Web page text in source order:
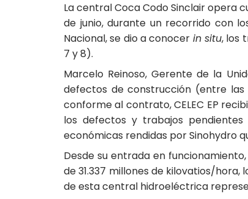
La central Coca Codo Sinclair opera
de junio, durante un recorrido con
Nacional, se dio a conocer in situ, los
7 y 8).
Marcelo Reinoso, Gerente de la
defectos de construcción (entre las
conforme al contrato, CELEC EP
los defectos y trabajos
económicas rendidas por Sinohydro
Desde su entrada en
de 31.337 millones de kilovatios/
de esta central hidroeléctrica